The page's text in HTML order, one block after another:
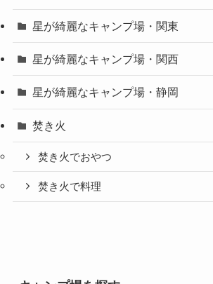
星が綺麗なキャンプ場・関東
星が綺麗なキャンプ場・関西
星が綺麗なキャンプ場・静岡
焚き火
焚き火でおやつ
焚き火で料理